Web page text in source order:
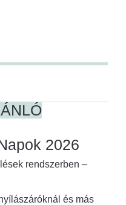
2026
rendszerben –
és más